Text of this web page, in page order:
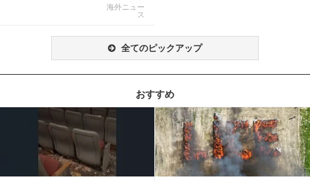
海外ニュー
ス
全てのピックアップ
おすすめ
記事を読む